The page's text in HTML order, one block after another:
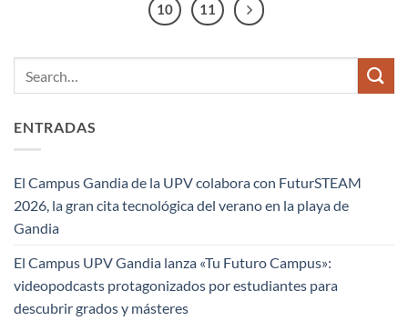
10
11
ENTRADAS
El Campus Gandia de la UPV colabora con FuturSTEAM
2026, la gran cita tecnológica del verano en la playa de
Gandia
El Campus UPV Gandia lanza «Tu Futuro Campus»:
videopodcasts protagonizados por estudiantes para
descubrir grados y másteres